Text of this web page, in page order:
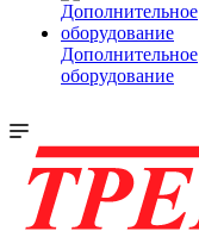
Дополнительное
оборудование